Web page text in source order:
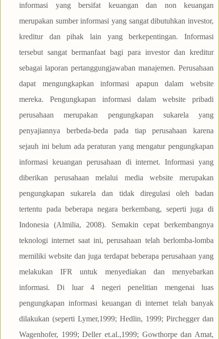
informasi yang bersifat keuangan dan non keuangan
merupakan sumber informasi yang sangat dibutuhkan investor,
kreditur dan pihak lain yang berkepentingan. Informasi
tersebut sangat bermanfaat bagi para investor dan kreditur
sebagai laporan pertanggungjawaban manajemen. Perusahaan
dapat mengungkapkan informasi apapun dalam website
mereka. Pengungkapan informasi dalam website pribadi
perusahaan merupakan pengungkapan sukarela yang
penyajiannya berbeda-beda pada tiap perusahaan karena
sejauh ini belum ada peraturan yang mengatur pengungkapan
informasi keuangan perusahaan di internet. Informasi yang
diberikan perusahaan melalui media website merupakan
pengungkapan sukarela dan tidak diregulasi oleh badan
tertentu pada beberapa negara berkembang, seperti juga di
Indonesia (Almilia, 2008). Semakin cepat berkembangnya
teknologi internet saat ini, perusahaan telah berlomba-lomba
memiliki website dan juga terdapat beberapa perusahaan yang
melakukan IFR untuk menyediakan dan menyebarkan
informasi. Di luar 4 negeri penelitian mengenai luas
pengungkapan informasi keuangan di internet telah banyak
dilakukan (seperti Lymer,1999; Hedlin, 1999; Pirchegger dan
Wagenhofer, 1999; Deller et.al.,1999; Gowthorpe dan Amat,